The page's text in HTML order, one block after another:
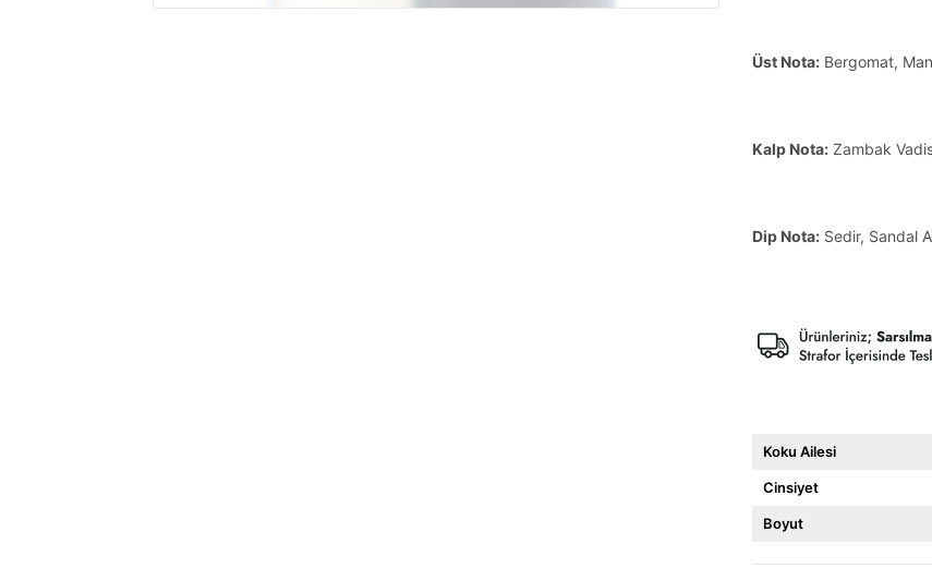
Üst Nota: Bergomat,
Kalp Nota: Zambak
Dip Nota: Sedir, Sandal
Koku Ailesi
Cinsiyet
Boyut